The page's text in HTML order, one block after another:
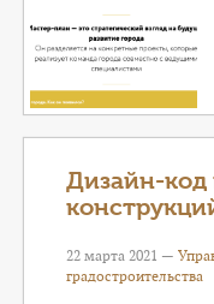
Дизайн-
22 марта 2021 —
градостроительства